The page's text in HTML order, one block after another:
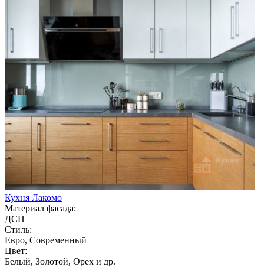
Кухня Лакомо
Материал фасада:
ДСП
Стиль:
Евро, Современный
Цвет:
Белый, Золотой, Орех и др.